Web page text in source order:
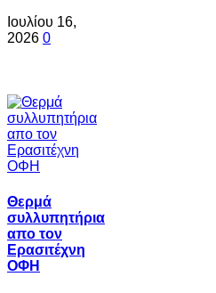
Ιουλίου 16,
2026 0
Θερμά
συλλυπητήρια
απο τον
Ερασιτέχνη
ΟΦΗ